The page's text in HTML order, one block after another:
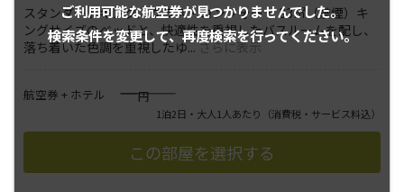
ご利用可能な航空券が見つかりませんでした。
検索条件を変更して、再度検索を行ってください。
スタンダードキング／クラス・コンフォート 33㎡（禁煙）キ
ングサイズのベッドと、快適性を重視したバスルームを配し、
落ち着いた色調を重視したゆ... さらに表示
航空券 + ホテル ――――円
1泊2日・大人1人あたり （消費税・サービス料込）